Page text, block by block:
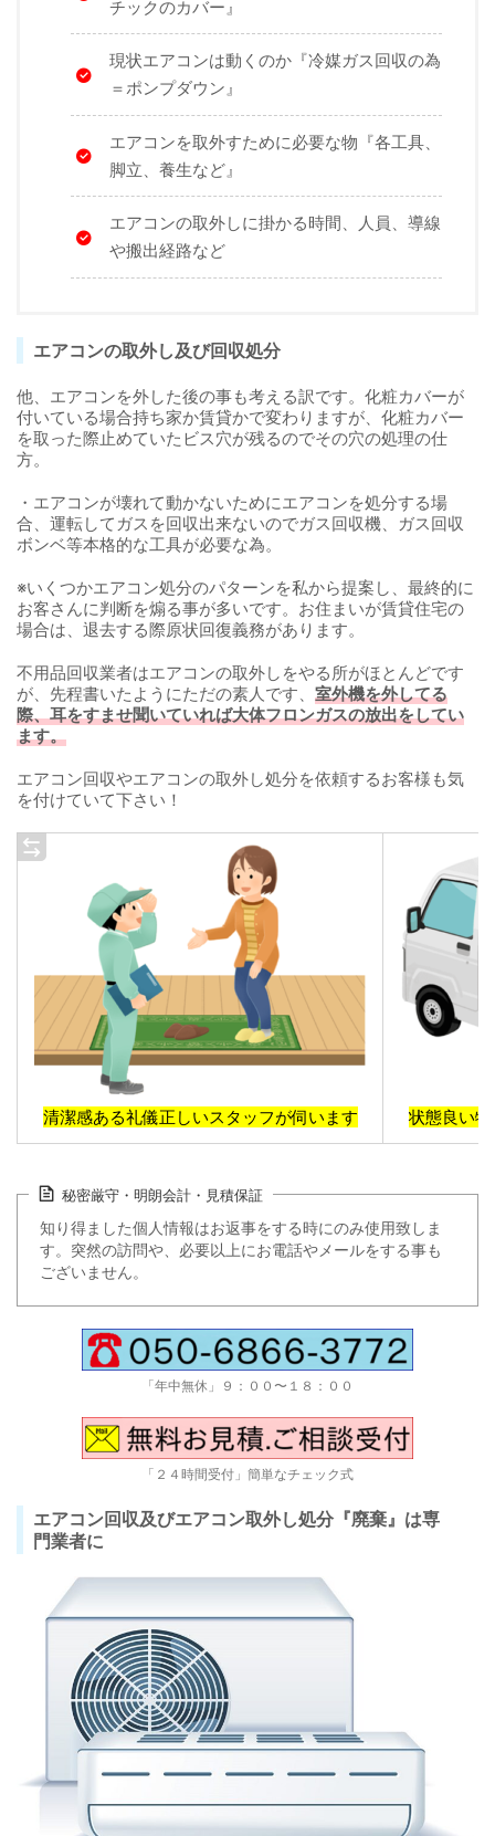
チックのカバー』
現状エアコンは動くのか『冷媒ガス回収の為
＝ポンプダウン』
エアコンを取外すために必要な物『各工具、
脚立、養生など』
エアコンの取外しに掛かる時間、人員、導線
や搬出経路など
エアコンの取外し及び回収処分
他、エアコンを外した後の事も考える訳です。化粧カバーが
付いている場合持ち家か賃貸かで変わりますが、化粧カバー
を取った際止めていたビス穴が残るのでその穴の処理の仕
方。
・エアコンが壊れて動かないためにエアコンを処分する場
合、運転してガスを回収出来ないのでガス回収機、ガス回収
ボンベ等本格的な工具が必要な為。
※いくつかエアコン処分のパターンを私から提案し、最終的に
お客さんに判断を煽る事が多いです。お住まいが賃貸住宅の
場合は、退去する際原状回復義務があります。
不用品回収業者はエアコンの取外しをやる所がほとんどです
が、先程書いたようにただの素人です、 室外機を外してる
際、耳をすませ聞いていれば大体フロンガスの放出をしてい
ます。
エアコン回収やエアコンの取外し処分を依頼するお客様も気
を付けていて下さい！
清潔感ある礼儀正しいスタッフが伺います 状態良い物
秘密厳守・明朗会計・見積保証
知り得ました個人情報はお返事をする時にのみ使用致しま
す。突然の訪問や、必要以上にお電話やメールをする事も
ございません。
「年中無休」９：００〜１８：００
「２４時間受付」簡単なチェック式
エアコン回収及びエアコン取外し処分『廃棄』は専
門業者に